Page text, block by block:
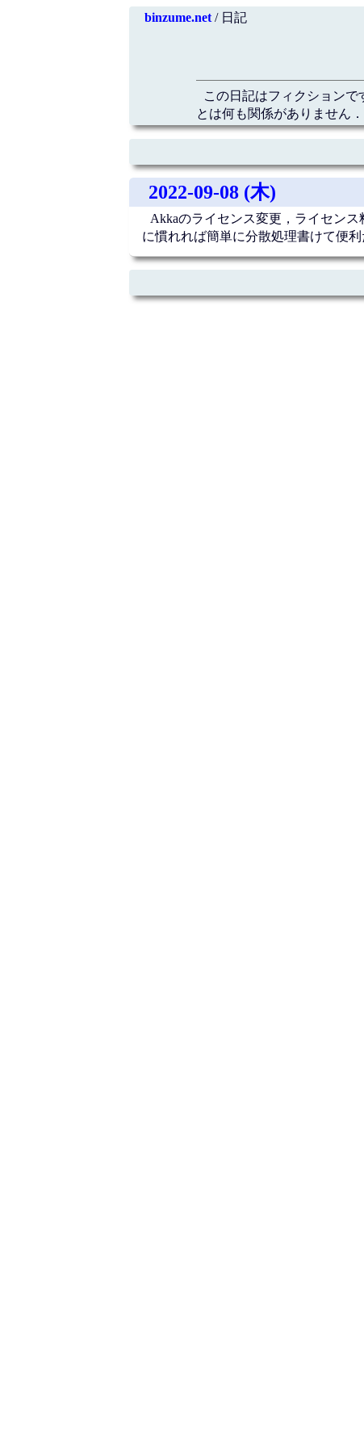
binzume.net/ 日記
この日記はフィクション
とは何も関係がありません
2022-09-08 (木)
Akkaのライセンス変更，ライセンス
に慣れれば簡単に分散処理書けて便